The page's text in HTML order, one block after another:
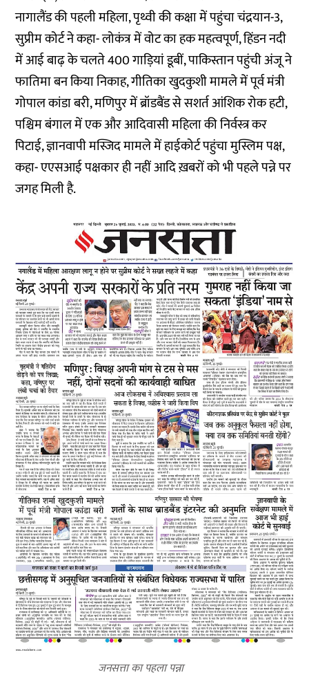
नागालैंड की पहली महिला, पृथ्वी की कक्षा में पहुंचा चंद्रयान-3,
सुप्रीम कोर्ट ने कहा- लोकंत्र में वोट का हक महत्वपूर्ण, हिंडन नदी
में आई बाढ़ के चलते 400 गाड़ियां डूबीं, पाकिस्तान पहुंची अंजू ने
फातिमा बन किया निकाह, गीतिका खुदकुशी मामले में पूर्व मंत्री
गोपाल कांडा बरी, मणिपुर में ब्रॉडबैंड से सशर्त आंशिक रोक हटी,
पश्चिम बंगाल में एक और आदिवासी महिला की निर्वस्त्र कर
पिटाई, ज्ञानवापी मस्जिद मामले में हाईकोर्ट पहुंचा मुस्लिम पक्ष,
कहा- एएसआई पक्षकार ही नहीं आदि ख़बरों को भी पहले पन्ने पर
जगह मिली है.
जनसत्ता का पहला पन्ना